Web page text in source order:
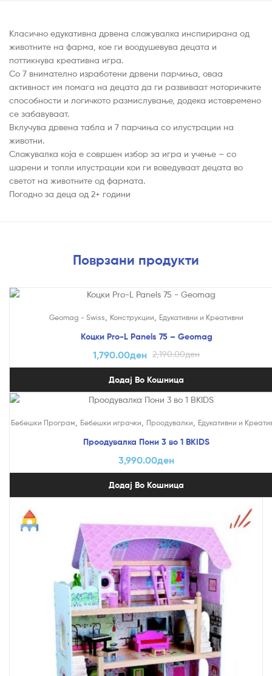
Класично едукативна дрвена сложувалка инспирирана од
животните на фарма, кое ги воодушевува децата и
поттикнува креативна игра.
Со 7 внимателно изработени дрвени парчиња, оваа
активност им помага на децата да ги развиваат моторичките
способности и логичкото размислување, додека истовремено
се забавуваат.
Вклучува дрвена табла и 7 парчиња со илустрации на
животни.
Сложувалка која е совршен избор за игра и учење – со
шарени и топли илустрации кои ги воведуваат децата во
светот на животните од фармата.
Погодно за деца од 2+ години
Поврзани продукти
Geomag - Swiss Конструкции Едукативни и Креативни
Коцки Pro-L Panels 75 – Geomag
2,190.00ден
1,790.00ден
Додај Во Кошница
Бебешки Програм Бебешки играчки Проодувалки Едукативни и
Проодувалка Пони 3 во 1 BKIDS
3,990.00ден
Додај Во Кошница